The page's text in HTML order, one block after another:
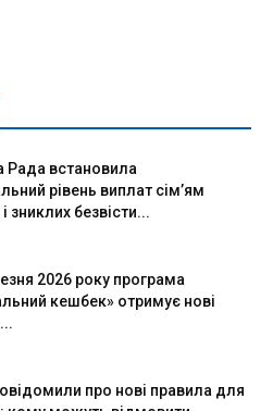
Рада встановила
рівень виплат сім’ям
зниклих безвісти...
2026 року програма
кешбек» отримує нові
про нові правила для